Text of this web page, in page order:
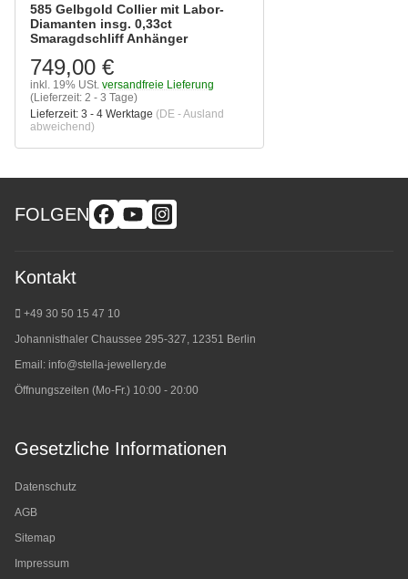
585 Gelbgold Collier mit Labor-
Diamanten insg. 0,33ct
Smaragdschliff Anhänger
749,00 €
inkl. 19% USt. versandfreie Lieferung
(Lieferzeit: 2 - 3 Tage)
Lieferzeit: 3 - 4 Werktage (DE - Ausland
abweichend)
FOLGEN
Kontakt
+49 30 50 15 47 10
Johannisthaler Chaussee 295-327, 12351 Berlin
Email: info@stella-jewellery.de
Öffnungszeiten (Mo-Fr.) 10:00 - 20:00
Gesetzliche Informationen
Datenschutz
AGB
Sitemap
Impressum